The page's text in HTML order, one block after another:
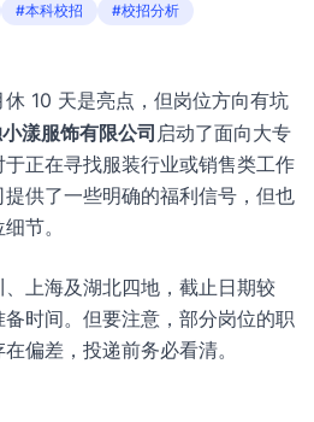
#本科校招 #校招分析
10 天是亮点，但岗位方向有坑
漾服饰有限公司 启动了面向大专
正在寻找服装行业或销售类工作
供了一些明确的福利信号，但也
节。
上海及湖北四地，截止日期较
时间。但要注意，部分岗位的职
偏差，投递前务必看清。